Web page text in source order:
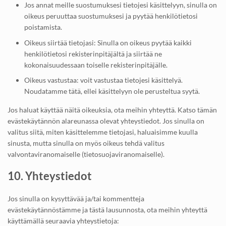
Jos annat meille suostumuksesi tietojesi käsittelyyn, sinulla on
oikeus peruuttaa suostumuksesi ja pyytää henkilötietosi
poistamista.
Oikeus siirtää tietojasi: Sinulla on oikeus pyytää kaikki
henkilötietosi rekisterinpitäjältä ja siirtää ne
kokonaisuudessaan toiselle rekisterinpitäjälle.
Oikeus vastustaa: voit vastustaa tietojesi käsittelyä.
Noudatamme tätä, ellei käsittelyyn ole perusteltua syytä.
Jos haluat käyttää näitä oikeuksia, ota meihin yhteyttä. Katso tämän
evästekäytännön alareunassa olevat yhteystiedot. Jos sinulla on
valitus siitä, miten käsittelemme tietojasi, haluaisimme kuulla
sinusta, mutta sinulla on myös oikeus tehdä valitus
valvontaviranomaiselle (tietosuojaviranomaiselle).
10. Yhteystiedot
Jos sinulla on kysyttävää ja/tai kommentteja
evästekäytännöstämme ja tästä lausunnosta, ota meihin yhteyttä
käyttämällä seuraavia yhteystietoja: